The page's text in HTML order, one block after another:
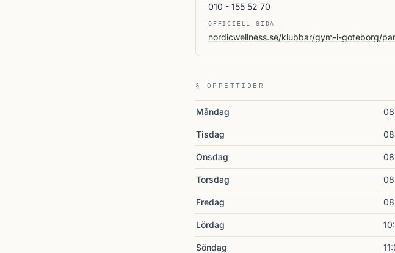
010 - 155 52 70
OFFICIELL SIDA
nordicwellness.se/klubbar/gym-i-goteborg/
§ ÖPPETTIDER
Måndag
Tisdag
Onsdag
Torsdag
Fredag
Lördag
Söndag